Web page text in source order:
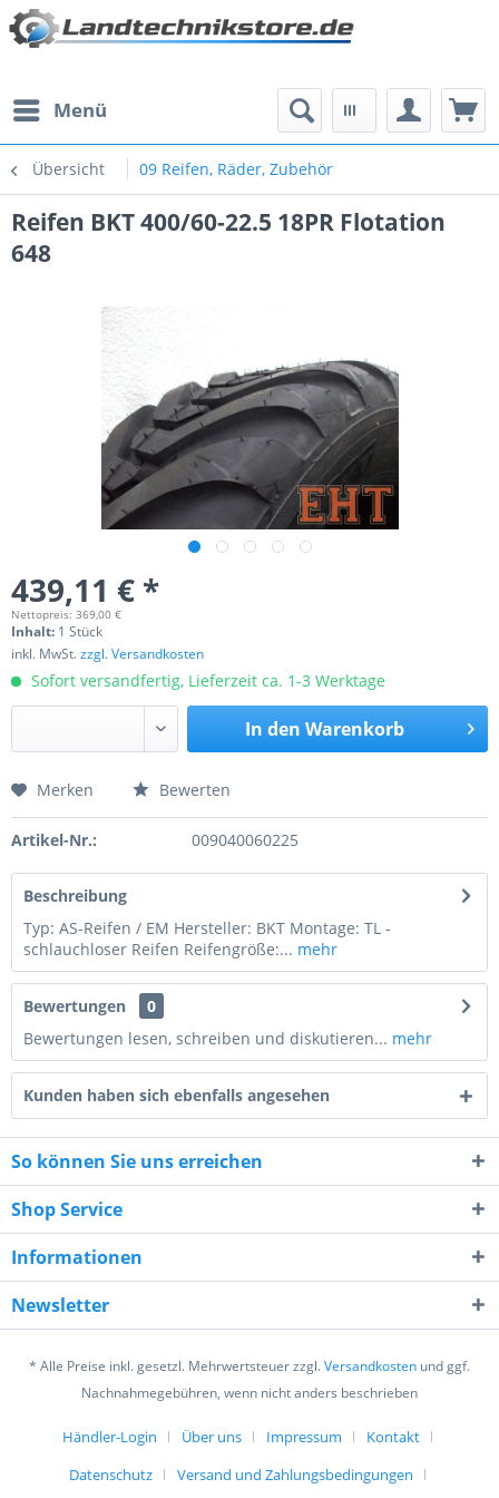
Menü
Übersicht 09 Reifen, Räder, Zubehör
Reifen BKT 400/60-22.5 18PR Flotation
648
439,11 € *
Nettopreis: 369,00 €
Inhalt: 1 Stück
inkl. MwSt.zzgl. Versandkosten
Sofort versandfertig, Lieferzeit ca. 1-3 Werktage
In den Warenkorb
Preis anfragen
8 - 5 = ?
Ich habe dieDatenschutzerklärunggelesen,
Mit * gekennzeichnete Felder sind Pflichtfelder.
Senden
Merken Bewerten
Artikel-Nr.: 009040060225
Beschreibung
Typ: AS-Reifen / EM Hersteller: BKT Montage: TL -
schlauchloser Reifen Reifengröße:... mehr
Bewertungen
0
Bewertungen lesen, schreiben und diskutieren... mehr
Kunden haben sich ebenfalls angesehen
So können Sie uns erreichen
Shop Service
Informationen
Newsletter
* Alle Preise inkl. gesetzl. Mehrwertsteuer zzgl.Versandkosten und ggf.
Nachnahmegebühren, wenn nicht anders beschrieben
Händler-Login Über uns Impressum
Kontakt
Datenschutz
Versand und Zahlungsbedingungen